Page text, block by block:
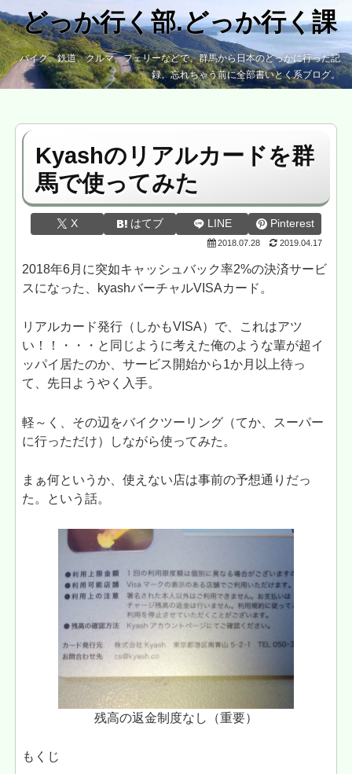
どっか行く部.どっか行く課
バイク、鉄道、クルマ、フェリーなどで、群馬から日本のどっかに行った記
録。忘れちゃう前に全部書いとく系ブログ。
Kyashのリアルカードを群
馬で使ってみた
X はてブ LINE Pinterest
2018.07.28 2019.04.17
2018年6月に突如キャッシュバック率2%の決済サービ
スになった、kyashバーチャルVISAカード。
リアルカード発行（しかもVISA）で、これはアツ
い！！・・・と同じように考えた俺のような輩が超イ
ッパイ居たのか、サービス開始から1か月以上待っ
て、先日ようやく入手。
軽～く、その辺をバイクツーリング（てか、スーパー
に行っただけ）しながら使ってみた。
まぁ何というか、使えない店は事前の予想通りだっ
た。という話。
残高の返金制度なし（重要）
もくじ